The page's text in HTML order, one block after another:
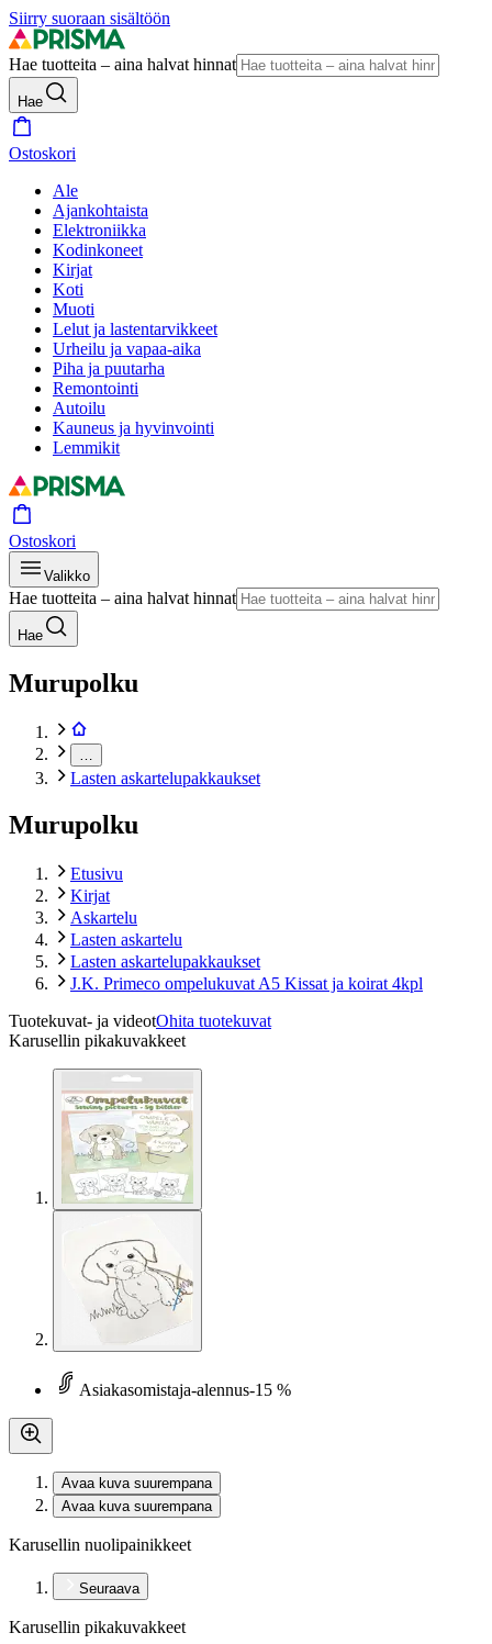
Siirry suoraan sisältöön
Hae tuotteita – aina halvat hinnat
Hae
Ostoskori
Ale
Ajankohtaista
Elektroniikka
Kodinkoneet
Kirjat
Koti
Muoti
Lelut ja lastentarvikkeet
Urheilu ja vapaa-aika
Piha ja puutarha
Remontointi
Autoilu
Kauneus ja hyvinvointi
Lemmikit
Ostoskori
Valikko
Hae tuotteita – aina halvat hinnat
Hae
Murupolku
Lasten askartelupakkaukset
Murupolku
Etusivu
Kirjat
Askartelu
Lasten askartelu
Lasten askartelupakkaukset
J.K. Primeco ompelukuvat A5 Kissat ja koirat 4kpl
Tuotekuvat- ja videotOhita tuotekuvat
Karusellin pikakuvakkeet
Asiakasomistaja-alennus-15 %
Avaa kuva suurempana
Avaa kuva suurempana
Karusellin nuolipainikkeet
Seuraava
Karusellin pikakuvakkeet